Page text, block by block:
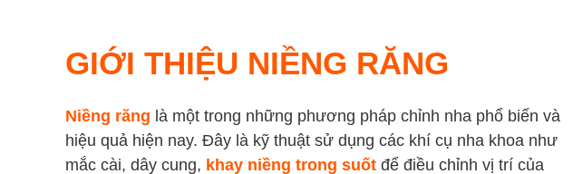
GIỚI THIỆU NIỀNG RĂNG
Niềng răng là một trong những phương pháp chỉnh nha phổ biến và
hiệu quả hiện nay. Đây là kỹ thuật sử dụng các khí cụ nha khoa như
mắc cài, dây cung, khay niềng trong suốt để điều chỉnh vị trí của